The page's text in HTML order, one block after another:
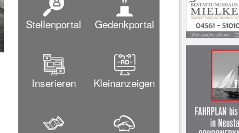
Stellenportal Gedenkportal
Inserieren Kleinanzeigen